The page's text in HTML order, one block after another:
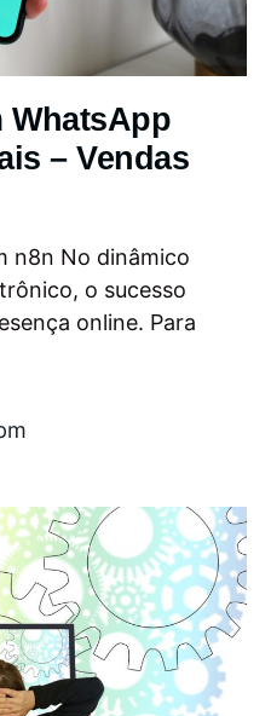
WhatsApp
– Vendas
n8n No dinâmico
o sucesso
online. Para